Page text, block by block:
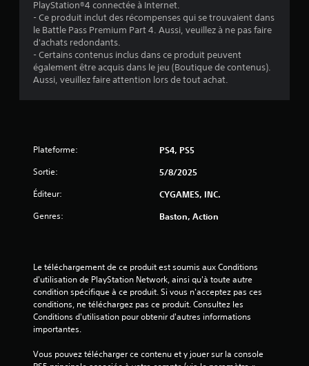
e
u
r
i
PlayStation®4 connectée à Internet.
- Ce produit inclut des récompenses qui se trouvaient dans
le Battle Pass Premium Part 4. Aussi, veuillez à ne pas faire
d'achats redondants.
- Certains contenus inclus dans ce produit peuvent
également être acquis dans le jeu (Boutique de contenus).
Aussi, veuillez faire attention lors de tout achat.
Plateforme: PS4, PS5
Sortie: 5/8/2025
Éditeur: CYGAMES, INC.
Genres: Baston, Action
Le téléchargement de ce produit est soumis aux Conditions
d'utilisation de PlayStation Network, ainsi qu'à toute autre
condition spécifique à ce produit. Si vous n'acceptez pas ces
conditions, ne téléchargez pas ce produit. Consultez les
Conditions d'utilisation pour obtenir d'autres informations
importantes.
Vous pouvez télécharger ce contenu et y jouer sur la console